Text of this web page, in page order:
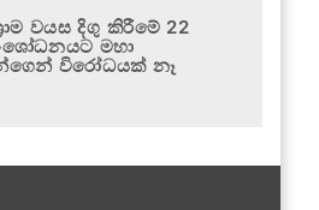
වයස දිගු කිරීමේ 22
මහා
විරෝධයක් නෑ